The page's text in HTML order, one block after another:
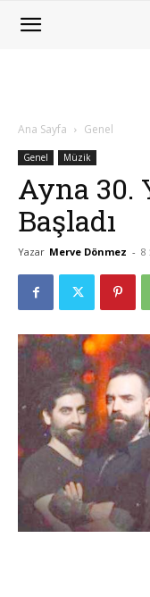
Ana Sayfa Genel
Genel Müzik
Ayna 30.
Başladı
Yazar Merve Dönmez - 8